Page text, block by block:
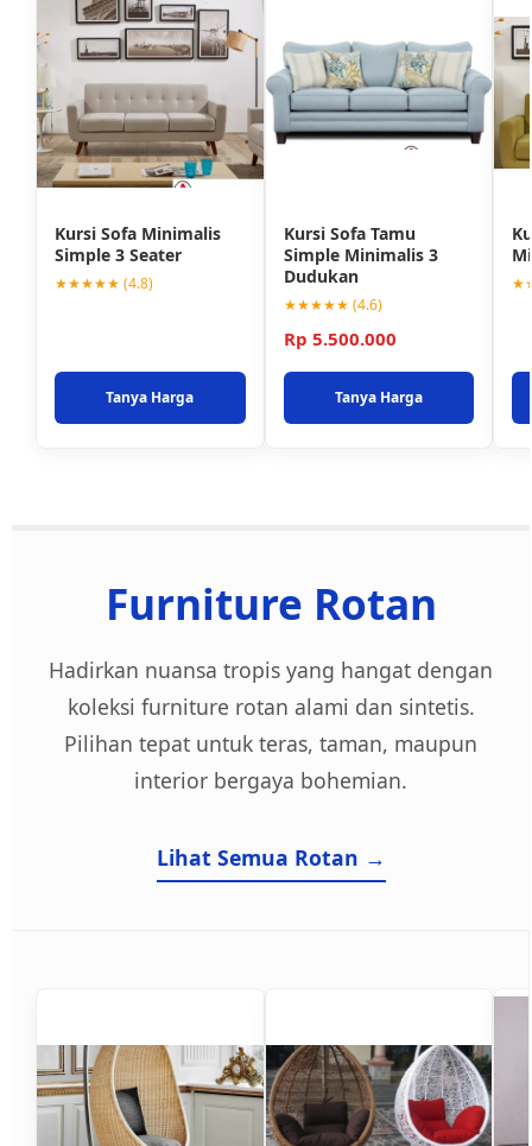
Kursi Sofa Minimalis
Simple 3 Seater
★★★★★ (4.8)
Tanya Harga
Kursi Sofa Tamu
Simple Minimalis 3
Dudukan
★★★★★ (4.6)
Rp 5.500.000
Tanya Harga
Furniture Rotan
Hadirkan nuansa tropis yang hangat dengan
koleksi furniture rotan alami dan sintetis.
Pilihan tepat untuk teras, taman, maupun
interior bergaya bohemian.
Lihat Semua Rotan →